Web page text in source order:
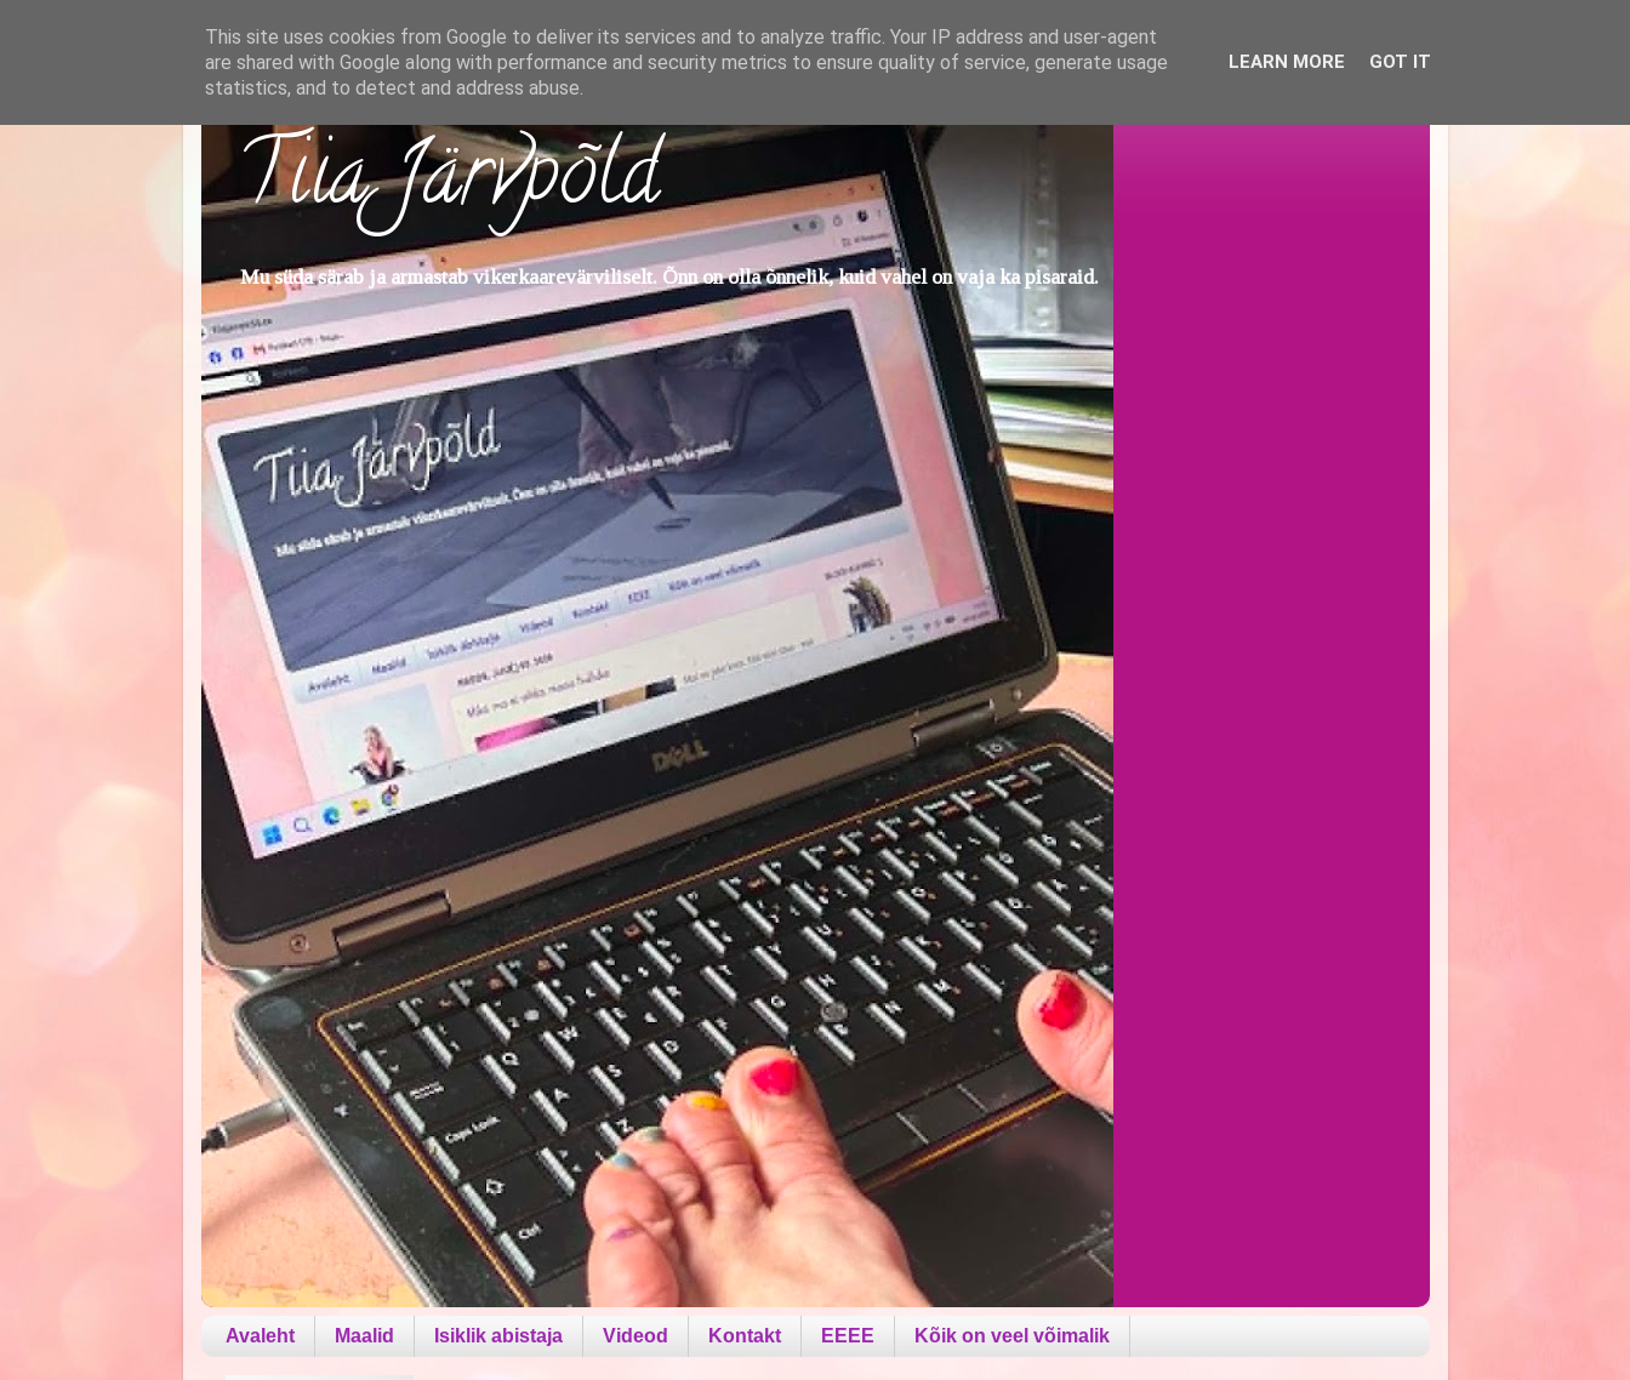
Tiia Järvpõld
Mu süda särab ja armastab vikerkaarevärviliselt. Õnn on olla õnnelik, kuid vahel on vaja ka pisaraid.
Avaleht Maalid Isiklik abistaja Videod Kontakt EEEE Kõik on veel võimalik
This site uses cookies from Google to deliver its services and to analyze traffic. Your IP address and user-agent
are shared with Google along with performance and security metrics to ensure quality of service, generate usage
statistics, and to detect and address abuse.
LEARN MORE GOT IT